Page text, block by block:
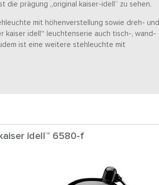
die prägung „original kaiser-idell“ zu sehen.
mit höhenverstellung sowie dreh- und
kaiser idell™ leuchtenserie auch tisch-, wand-
ist eine weitere stehleuchte mit
idell™ 6580-f